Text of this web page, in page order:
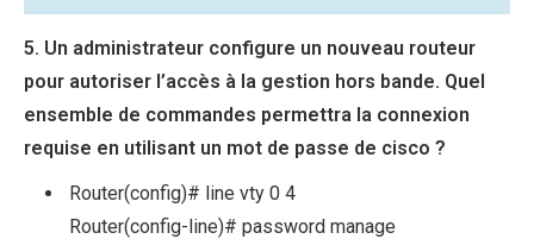
5. Un administrateur configure un nouveau routeur
pour autoriser l’accès à la gestion hors bande. Quel
ensemble de commandes permettra la connexion
requise en utilisant un mot de passe de cisco ?
Router(config)# line vty 0 4
Router(config-line)# password manage